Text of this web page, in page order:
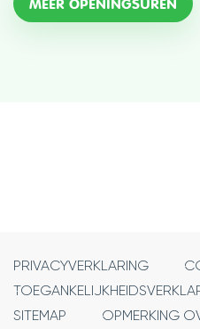
MEER OPENINGSUREN
PRIVACYVERKLARING
SITEMAP
OPMERKING